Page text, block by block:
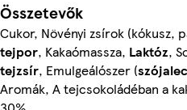
Összetevők
Cukor, Növényi zsírok (kókusz,
tejpor, Kakaómassza, Laktóz,
tejzsír, Emulgeálószer (
Aromák, A tejcsokoládéban a